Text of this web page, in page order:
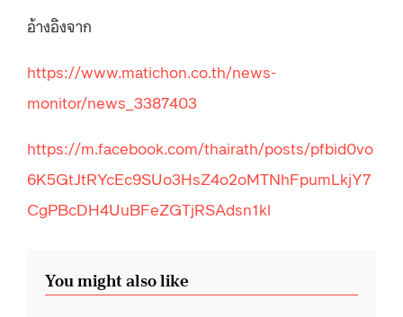
อ้างอิงจาก
https://www.matichon.co.th/news-
monitor/news_3387403
https://m.facebook.com/thairath/posts/pfbid0vo
6K5GtJtRYcEc9SUo3HsZ4o2oMTNhFpumLkjY7
CgPBcDH4UuBFeZGTjRSAdsn1kl
You might also like